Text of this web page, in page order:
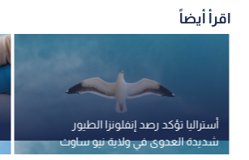
اقرأ أيضاً
أستراليا تؤكد رصد إنفلونزا الطيور
شديدة العدوى في ولاية نيو ساوث